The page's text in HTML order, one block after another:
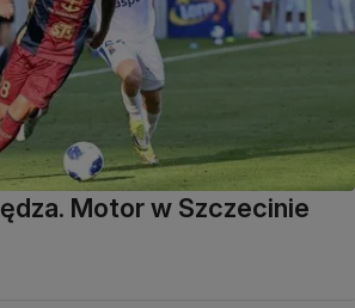
Motor w Szczecinie